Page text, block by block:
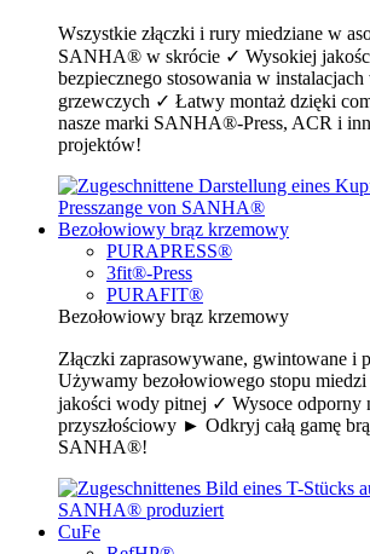
Wszystkie złączki i rury miedziane w
SANHA® w skrócie ✓ Wysokiej
bezpiecznego stosowania w
grzewczych ✓ Łatwy montaż dzięki
nasze marki SANHA®-Press, ACR i
projektów!
Bezołowiowy brąz krzemowy
PURAPRESS®
3fit®-Press
PURAFIT®
Bezołowiowy brąz krzemowy
Złączki zaprasowywane, gwintowane i
Używamy bezołowiowego stopu
jakości wody pitnej ✓ Wysoce odporny
przyszłościowy ► Odkryj całą gamę
SANHA®!
CuFe